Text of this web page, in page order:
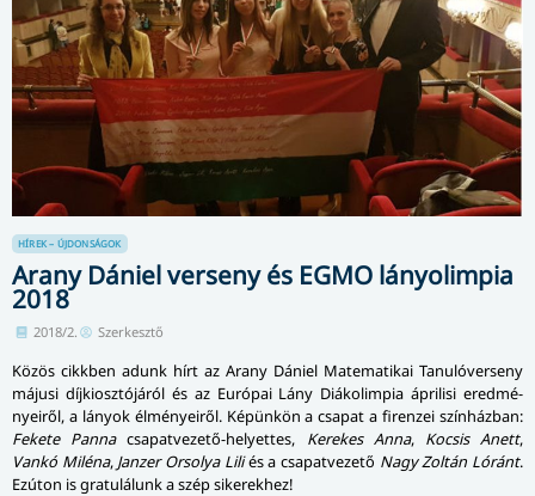
HÍREK – ÚJDONSÁGOK
Arany Dániel verseny és EGMO lányolimpia
2018
2018/2. Szerkesztő
Közös cikkben adunk hírt az Arany Dániel Matematikai Tanulóverseny
májusi díjkiosztójáról és az Európai Lány Diákolimpia áprilisi ered­mé­
nye­i­ről, a lányok élményeiről. Képünkön a csapat a firenzei színházban:
Fekete Pannacsapatvezető-helyettes, Kerekes Anna, Kocsis Anett,
Vankó Miléna, Janzer Orsolya Liliés a csapatvezető Nagy Zoltán Lóránt.
Ezúton is gratulálunk a szép sikerekhez!